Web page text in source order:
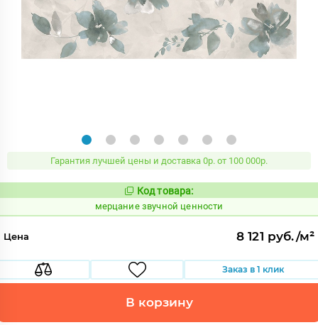
Гарантия лучшей цены и доставка 0р. от 100 000р.
Код:
972617
Код товара:
мерцание звучной ценности
Цена 8 121 руб./м²
Заказ в 1 клик
В корзину